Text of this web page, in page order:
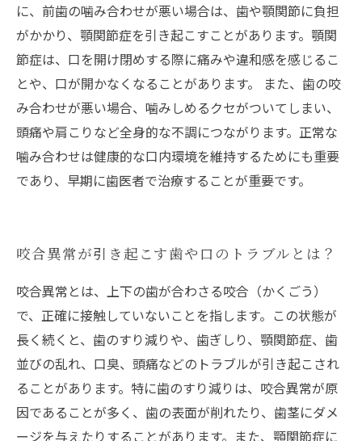
に、前歯の噛み合わせが悪い場合は、歯や顎関節に負担
がかかり、顎関節症を引き起こすことがあります。顎関
節症は、口を開け閉めする際に痛みや違和感を感じるこ
とや、口が開かなくなることがあります。 また、歯の咬
み合わせが悪い場合、噛みしめるクセがついてしまい、
頭痛や肩こりなど全身的な不調につながります。正常な
噛み合わせは健康的な口内環境を維持するためにも重要
であり、早期に歯医者で治療することが重要です。
咬合異常が引き起こす歯や口のトラブルとは？
咬合異常とは、上下の歯が合わさる咬合（かくごう）
で、正確に接触していないことを指します。この状態が
長く続くと、歯のすり減りや、歯ぎしり、顎関節症、歯
並びの乱れ、口臭、頭痛などのトラブルが引き起こされ
ることがあります。特に歯のすり減りは、咬合異常が原
因であることが多く、歯の表面が削れたり、歯茎にダメ
ージを与えたりすることがあります。また、顎関節症に